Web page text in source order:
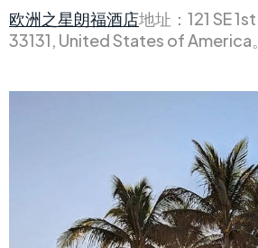
欧洲之星朗福酒店地址：121 SE
33131, United States of America。